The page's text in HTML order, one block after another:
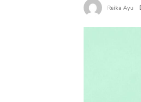
Reika Ayu